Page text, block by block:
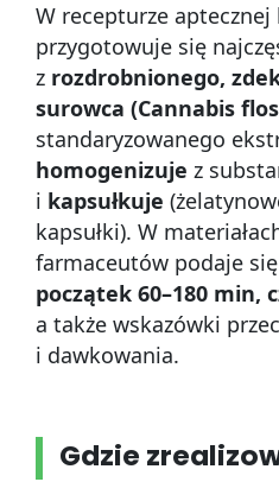
W recepturze aptecznej
przygotowuje się
z rozdrobnionego,
surowca (Cannabis
standaryzowanego
homogenizuje z
i kapsułkuje
kapsułki). W
farmaceutów podaje
początek 60–180 min,
a także wskazówki
i dawkowania.
Gdzie